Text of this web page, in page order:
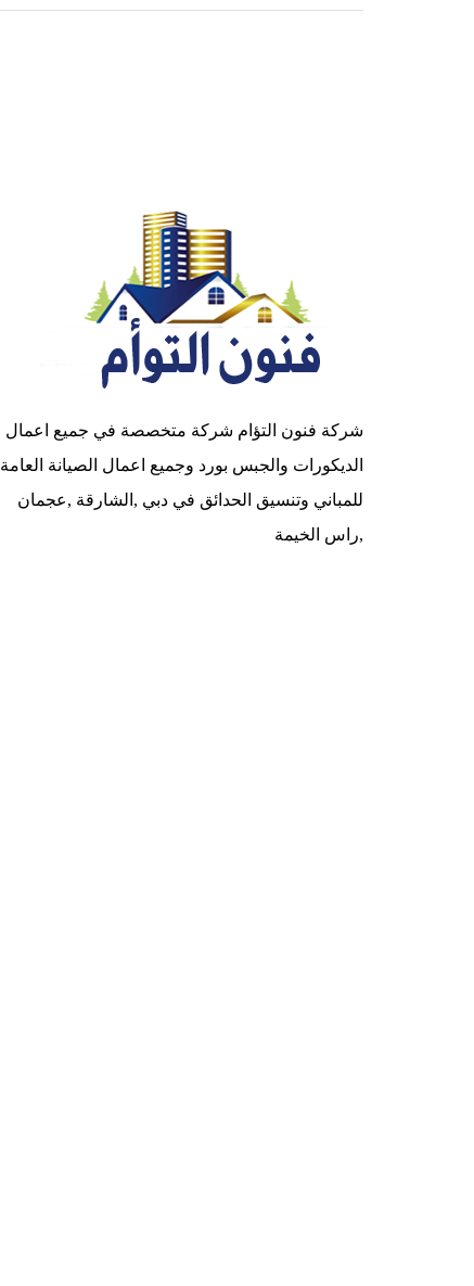
شركة فنون التؤام شركة متخصصة في جميع اعمال
الديكورات والجبس بورد وجميع اعمال الصيانة العامة
للمباني وتنسيق الحدائق في دبي ,الشارقة ,عجمان
,راس الخيمة